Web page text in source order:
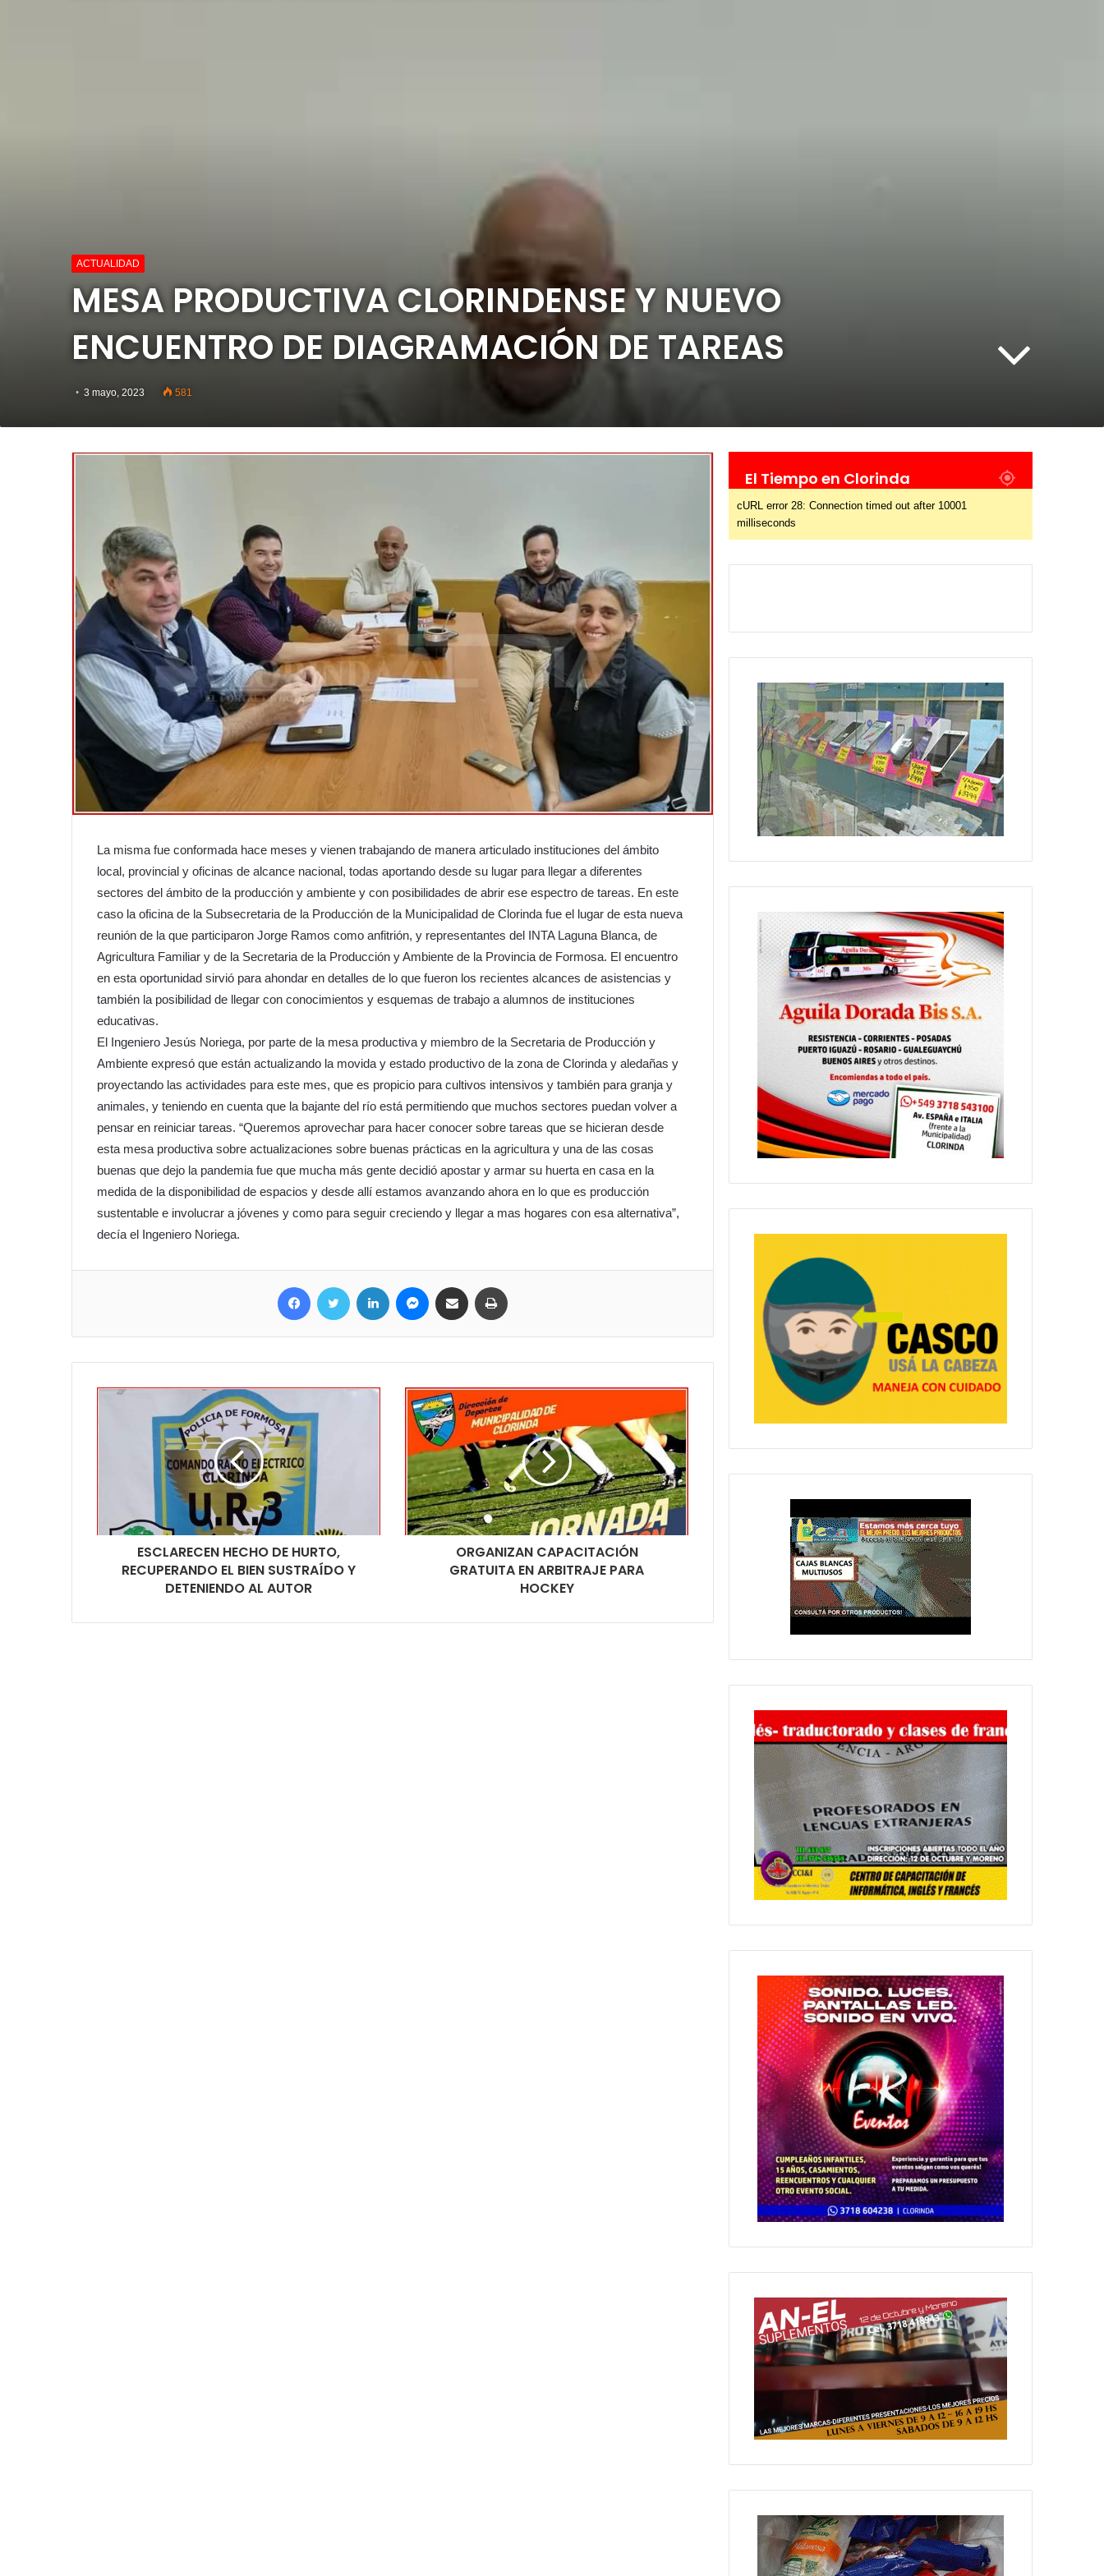
ACTUALIDAD
MESA PRODUCTIVA CLORINDENSE Y NUEVO
ENCUENTRO DE DIAGRAMACIÓN DE TAREAS
3 mayo, 2023 581
La misma fue conformada hace meses y vienen trabajando de manera articulado instituciones del ámbito
local, provincial y oficinas de alcance nacional, todas aportando desde su lugar para llegar a diferentes
sectores del ámbito de la producción y ambiente y con posibilidades de abrir ese espectro de tareas. En este
caso la oficina de la Subsecretaria de la Producción de la Municipalidad de Clorinda fue el lugar de esta nueva
reunión de la que participaron Jorge Ramos como anfitrión, y representantes del INTA Laguna Blanca, de
Agricultura Familiar y de la Secretaria de la Producción y Ambiente de la Provincia de Formosa. El encuentro
en esta oportunidad sirvió para ahondar en detalles de lo que fueron los recientes alcances de asistencias y
también la posibilidad de llegar con conocimientos y esquemas de trabajo a alumnos de instituciones
educativas.
El Ingeniero Jesús Noriega, por parte de la mesa productiva y miembro de la Secretaria de Producción y
Ambiente expresó que están actualizando la movida y estado productivo de la zona de Clorinda y aledañas y
proyectando las actividades para este mes, que es propicio para cultivos intensivos y también para granja y
animales, y teniendo en cuenta que la bajante del río está permitiendo que muchos sectores puedan volver a
pensar en reiniciar tareas. “Queremos aprovechar para hacer conocer sobre tareas que se hicieran desde
esta mesa productiva sobre actualizaciones sobre buenas prácticas en la agricultura y una de las cosas
buenas que dejo la pandemia fue que mucha más gente decidió apostar y armar su huerta en casa en la
medida de la disponibilidad de espacios y desde allí estamos avanzando ahora en lo que es producción
sustentable e involucrar a jóvenes y como para seguir creciendo y llegar a mas hogares con esa alternativa”,
decía el Ingeniero Noriega.
Facebook Twitter LinkedIn MessengerCompartir por correo electrónico
ESCLARECEN HECHO DE HURTO,
RECUPERANDO EL BIEN SUSTRAÍDO Y
DETENIENDO AL AUTOR
ORGANIZAN CAPACITACIÓN
GRATUITA EN ARBITRAJE PARA
HOCKEY
El Tiempo en Clorinda
cURL error 28: Connection timed out after 10001
milliseconds